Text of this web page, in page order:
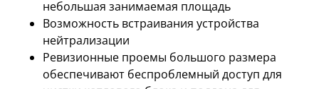
небольшая занимаемая площадь
Возможность встраивания устройства
нейтрализации
Ревизионные проемы большого размера
обеспечивают беспроблемный доступ для